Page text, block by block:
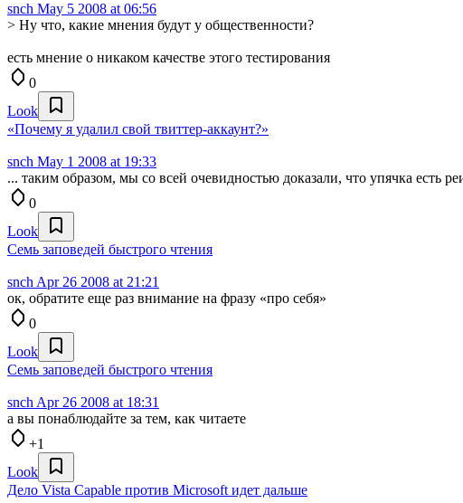
snch May 5 2008 at 06:56
> Ну что, какие мнения будут у общественности?
есть мнение о никаком качестве этого тестирования
0
Look
«Почему я удалил свой твиттер-аккаунт?»
snch May 1 2008 at 19:33
... таким образом, мы со всей очевидностью доказали, что упячка есть
0
Look
Семь заповедей быстрого чтения
snch Apr 26 2008 at 21:21
ок, обратите еще раз внимание на фразу «про себя»
0
Look
Семь заповедей быстрого чтения
snch Apr 26 2008 at 18:31
а вы понаблюдайте за тем, как читаете
+1
Look
Дело Vista Capable против Microsoft идет дальше